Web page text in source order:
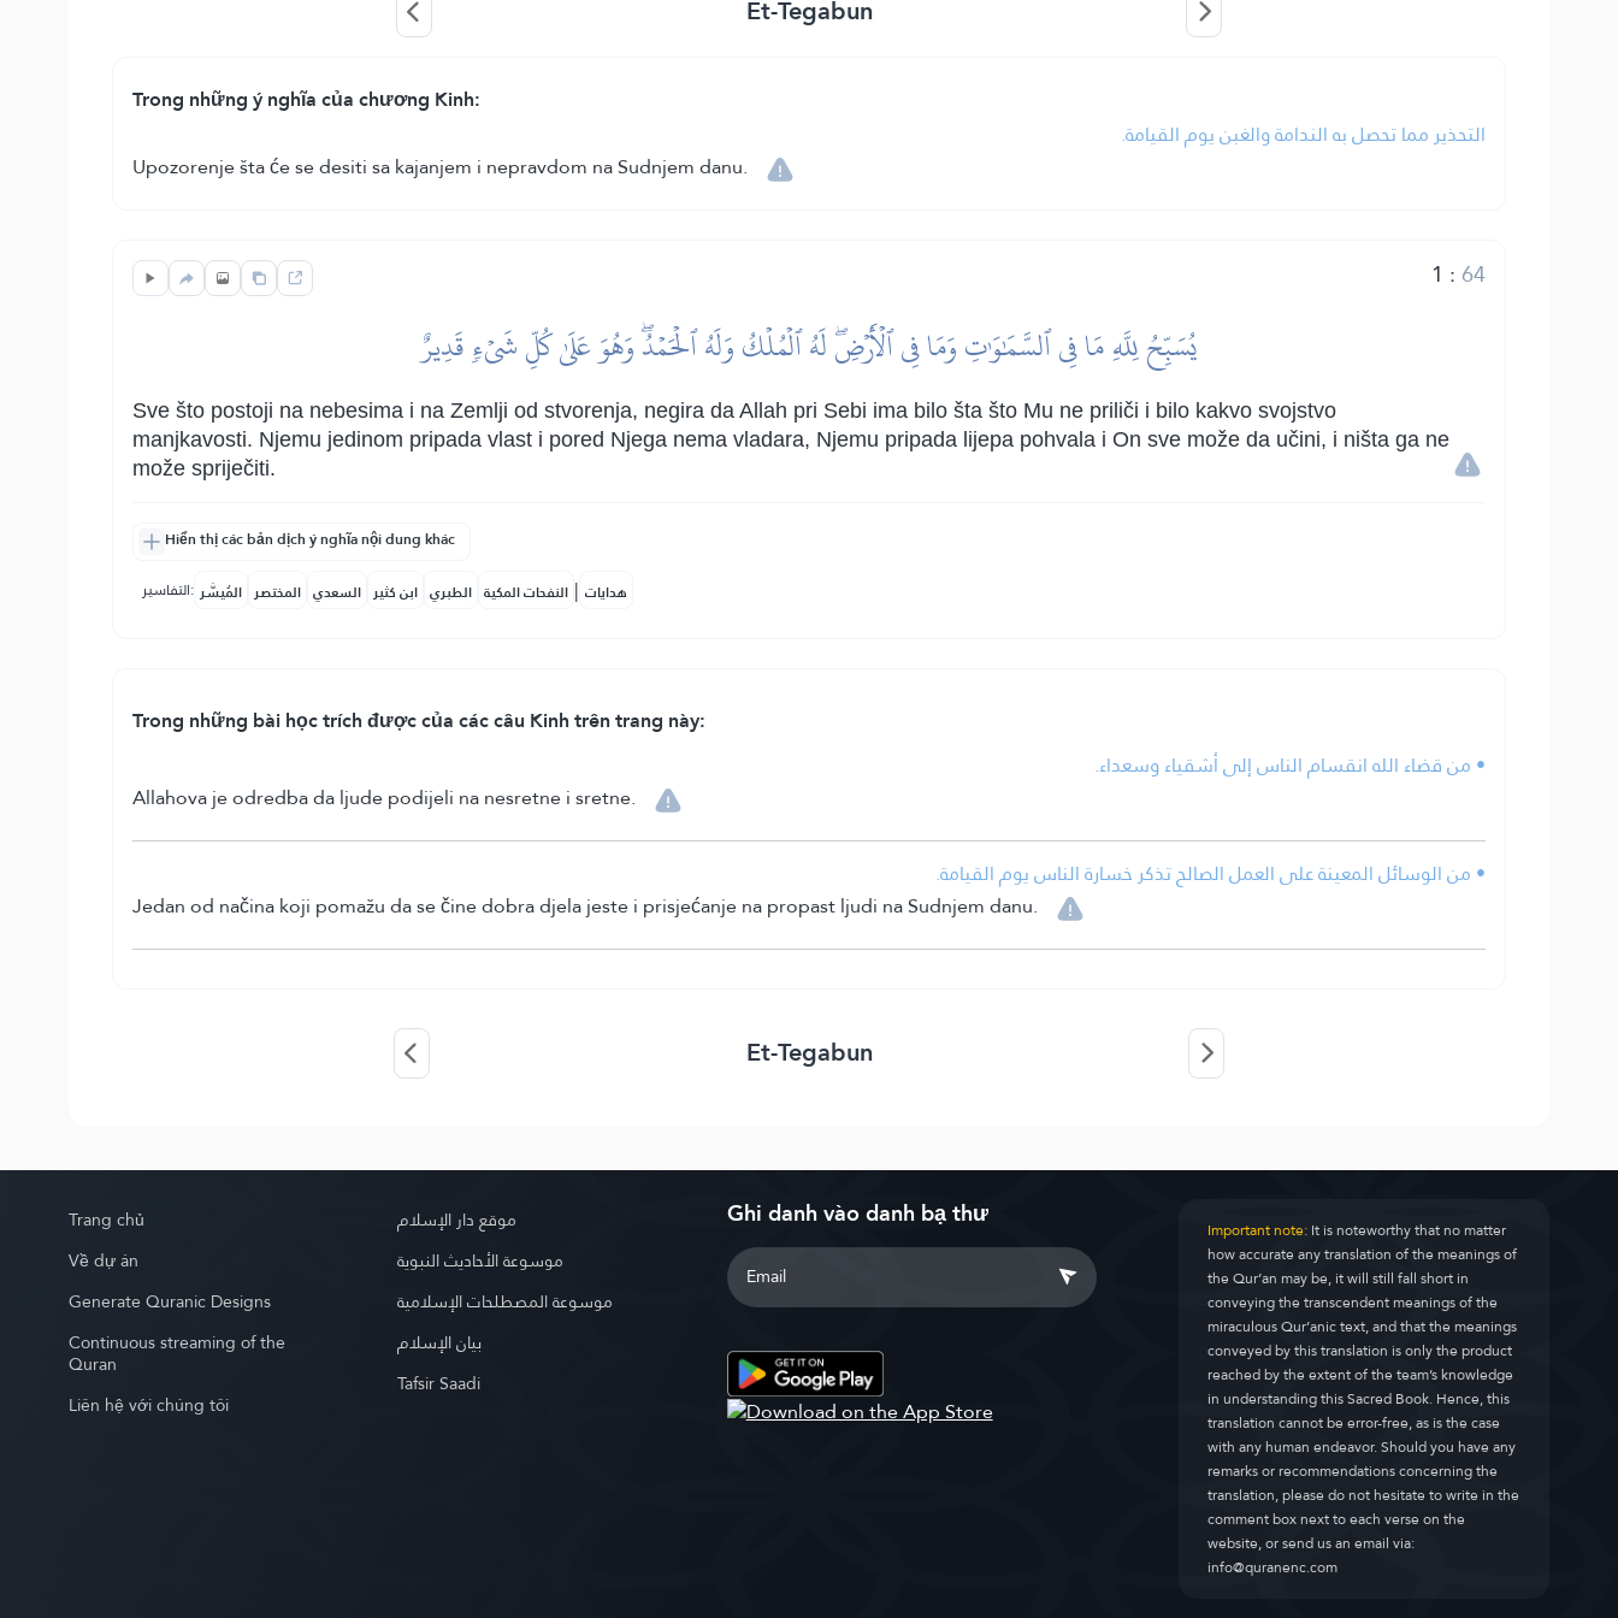
Et-Tegabun
Trong những ý nghĩa của chương Kinh:
التحذير مما تحصل به الندامة والغبن يوم القيامة.
Upozorenje šta će se desiti sa kajanjem i nepravdom na Sudnjem danu.
1 :64
يُسَبِّحُ لِلَّهِ مَا فِي ٱلسَّمَٰوَٰتِ وَمَا فِي ٱلۡأَرۡضِۖ لَهُ ٱلۡمُلۡكُ وَلَهُ ٱلۡحَمۡدُۖ وَهُوَ عَلَىٰ كُلِّ شَيۡءٖ قَدِيرٌ
Sve što postoji na nebesima i na Zemlji od stvorenja, negira da Allah pri Sebi ima bilo šta što Mu ne priliči i bilo kakvo svojstvo
manjkavosti. Njemu jedinom pripada vlast i pored Njega nema vladara, Njemu pripada lijepa pohvala i On sve može da učini, i ništa ga ne
može spriječiti.
Hiển thị các bản dịch ý nghĩa nội dung khác
التفاسير: المُيسَّر المختصر السعدي ابن كثير الطبري النفحات المكية | هدايات
Trong những bài học trích được của các câu Kinh trên trang này:
• من قضاء الله انقسام الناس إلى أشقياء وسعداء.
Allahova je odredba da ljude podijeli na nesretne i sretne.
• من الوسائل المعينة على العمل الصالح تذكر خسارة الناس يوم القيامة.
Jedan od načina koji pomažu da se čine dobra djela jeste i prisjećanje na propast ljudi na Sudnjem danu.
Et-Tegabun
Trang chủ
Về dự án
Generate Quranic Designs
Continuous streaming of the
Quran
Liên hệ với chúng tôi
موقع دار الإسلام
موسوعة الأحاديث النبوية
موسوعة المصطلحات الإسلامية
بيان الإسلام
Tafsir Saadi
Ghi danh vào danh bạ thư Important note:It is noteworthy that no matter
how accurate any translation of the meanings of
the Qur’an may be, it will still fall short in
conveying the transcendent meanings of the
miraculous Qur’anic text, and that the meanings
conveyed by this translation is only the product
reached by the extent of the team’s knowledge
in understanding this Sacred Book. Hence, this
translation cannot be error-free, as is the case
with any human endeavor. Should you have any
remarks or recommendations concerning the
translation, please do not hesitate to write in the
comment box next to each verse on the
website, or send us an email via:
info@quranenc.com